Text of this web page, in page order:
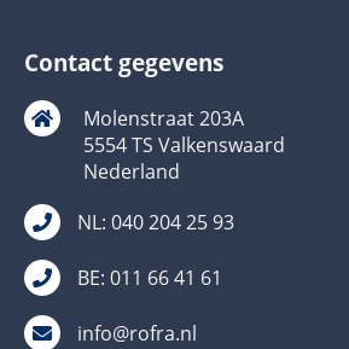
Contact gegevens
Molenstraat 203A
5554 TS Valkenswaard
Nederland
NL: 040 204 25 93
BE: 011 66 41 61
info@rofra.nl